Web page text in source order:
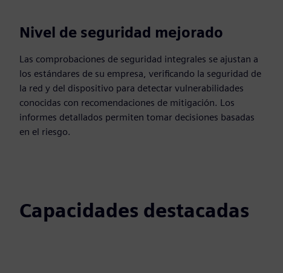
Nivel de seguridad mejorado
Las comprobaciones de seguridad integrales se ajustan a
los estándares de su empresa, verificando la seguridad de
la red y del dispositivo para detectar vulnerabilidades
conocidas con recomendaciones de mitigación. Los
informes detallados permiten tomar decisiones basadas
en el riesgo.
Capacidades destacadas